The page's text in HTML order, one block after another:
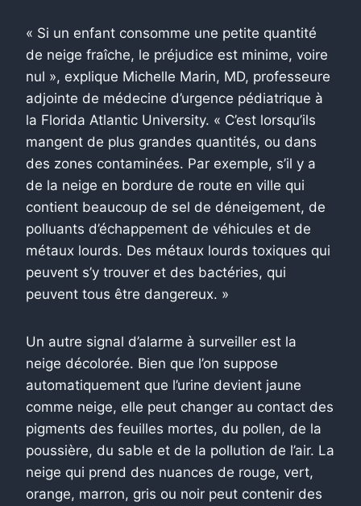
« Si un enfant consomme une petite quantité
de neige fraîche, le préjudice est minime, voire
nul », explique Michelle Marin, MD, professeure
adjointe de médecine d’urgence pédiatrique à
la Florida Atlantic University. « C’est lorsqu’ils
mangent de plus grandes quantités, ou dans
des zones contaminées. Par exemple, s’il y a
de la neige en bordure de route en ville qui
contient beaucoup de sel de déneigement, de
polluants d’échappement de véhicules et de
métaux lourds. Des métaux lourds toxiques qui
peuvent s’y trouver et des bactéries, qui
peuvent tous être dangereux. »
Un autre signal d’alarme à surveiller est la
neige décolorée. Bien que l’on suppose
automatiquement que l’urine devient jaune
comme neige, elle peut changer au contact des
pigments des feuilles mortes, du pollen, de la
poussière, du sable et de la pollution de l’air. La
neige qui prend des nuances de rouge, vert,
orange, marron, gris ou noir peut contenir des